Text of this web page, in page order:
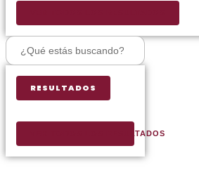
Search
...
RESULTADOS
VER TODOS LOS RESULTADOS